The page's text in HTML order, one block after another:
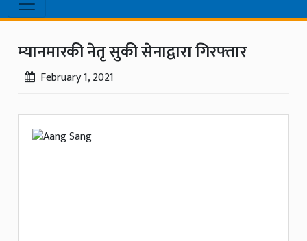
म्यानमारकी नेतृ सुकी सेनाद्वारा गिरफ्तार
February 1, 2021